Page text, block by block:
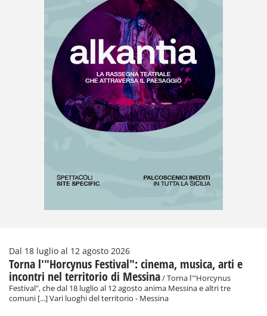
Dal 18 luglio al 12 agosto 2026
Torna l'"Horcynus Festival": cinema, musica, arti e
incontri nel territorio di Messina/ Torna l'"Horcynus
Festival", che dal 18 luglio al 12 agosto anima Messina e altri tre
comuni [...] Vari luoghi del territorio - Messina